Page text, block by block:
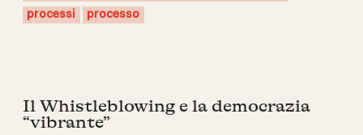
processi
processo
Il Whistleblowing e la democrazia
“vibrante”